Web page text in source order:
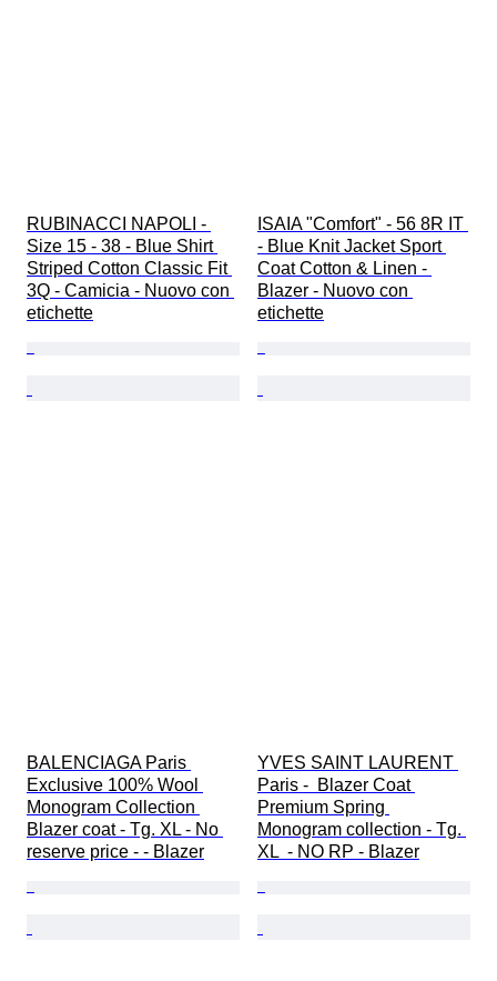
RUBINACCI NAPOLI -
Size 15 - 38 - Blue Shirt
Striped Cotton Classic Fit
3Q - Camicia - Nuovo con
etichette
ISAIA "Comfort" - 56 8R IT
- Blue Knit Jacket Sport
Coat Cotton & Linen -
Blazer - Nuovo con
etichette
BALENCIAGA Paris
Exclusive 100% Wool
Monogram Collection
Blazer coat - Tg. XL - No
reserve price - - Blazer
YVES SAINT LAURENT
Paris -  Blazer Coat
Premium Spring
Monogram collection - Tg.
XL  - NO RP - Blazer